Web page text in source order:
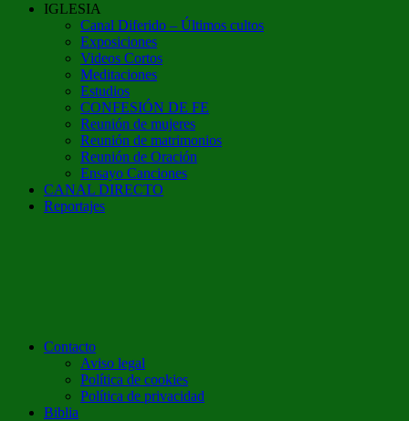
IGLESIA
Canal Diferido – Últimos cultos
Exposiciones
Videos Cortos
Meditaciones
Estudios
CONFESIÓN DE FE
Reunión de mujeres
Reunión de matrimonios
Reunión de Oración
Ensayo Canciones
CANAL DIRECTO
Reportajes
Contacto
Aviso legal
Política de cookies
Política de privacidad
Biblia